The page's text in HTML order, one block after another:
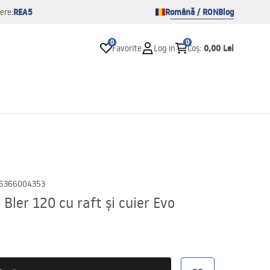
REA5 Română / RONBlog
0
Favorite Log in
0
Coș: 0,00 Lei
Bler 120 cu raft și cuier Evo